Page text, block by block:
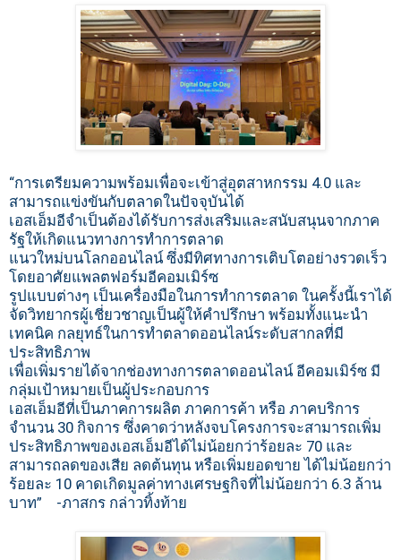
“การเตรียมความพร้อมเพื่อจะเข้าสู่อุตสาหกรรม 4.0 และ
สามารถแข่งขันกับตลาดในปัจจุบันได้
เอสเอ็มอีจำเป็นต้องได้รับการส่งเสริมและสนับสนุนจากภาค
รัฐให้เกิดแนวทางการทำการตลาด
แนวใหม่บนโลกออนไลน์ ซึ่งมีทิศทางการเติบโตอย่างรวดเร็ว
โดยอาศัยแพลตฟอร์มอีคอมเมิร์ซ
รูปแบบต่างๆ เป็นเครื่องมือในการทำการตลาด ในครั้งนี้เราได้
จัดวิทยากรผู้เชี่ยวชาญเป็นผู้ให้คำปรึกษา พร้อมทั้งแนะนำ
เทคนิค กลยุทธ์ในการทำตลาดออนไลน์ระดับสากลที่มี
ประสิทธิภาพ
เพื่อเพิ่มรายได้จากช่องทางการตลาดออนไลน์ อีคอมเมิร์ซ มี
กลุ่มเป้าหมายเป็นผู้ประกอบการ
เอสเอ็มอีที่เป็นภาคการผลิต ภาคการค้า หรือ ภาคบริการ
จำนวน 30 กิจการ ซึ่งคาดว่าหลังจบโครงการจะสามารถเพิ่ม
ประสิทธิภาพของเอสเอ็มอีได้ไม่น้อยกว่าร้อยละ 70 และ
สามารถลดของเสีย ลดต้นทุน หรือเพิ่มยอดขาย ได้ไม่น้อยกว่า
ร้อยละ 10 คาดเกิดมูลค่าทางเศรษฐกิจที่ไม่น้อยกว่า 6.3 ล้าน
บาท” -ภาสกร กล่าวทิ้งท้าย